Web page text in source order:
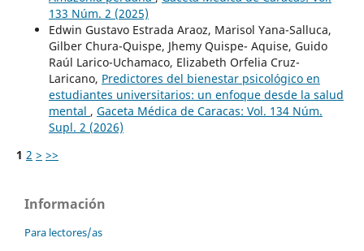
133 Núm. 2 (2025)
Edwin Gustavo Estrada Araoz, Marisol Yana-Salluca,
Gilber Chura-Quispe, Jhemy Quispe- Aquise, Guido
Raúl Larico-Uchamaco, Elizabeth Orfelia Cruz-
Laricano, Predictores del bienestar psicológico en
estudiantes universitarios: un enfoque desde la salud
mental , Gaceta Médica de Caracas: Vol. 134 Núm.
Supl. 2 (2026)
1 2 > >>
Información
Para lectores/as